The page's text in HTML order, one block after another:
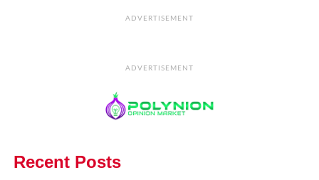
ADVERTISEMENT
ADVERTISEMENT
Recent Posts